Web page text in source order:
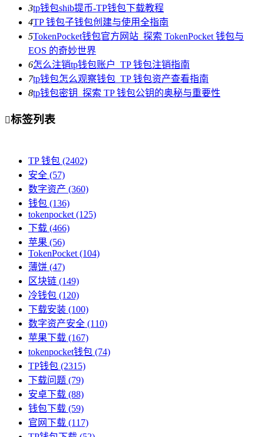
3tp钱包shib提币-TP钱包下载教程
4TP 钱包子钱包创建与使用全指南
5TokenPocket钱包官方网站_探索 TokenPocket 钱包与
EOS 的奇妙世界
6怎么注销tp钱包账户_TP 钱包注销指南
7tp钱包怎么观察钱包_TP 钱包资产查看指南
8tp钱包密钥_探索 TP 钱包公钥的奥秘与重要性
标签列表
TP 钱包 (2402)
安全 (57)
数字资产 (360)
钱包 (136)
tokenpocket (125)
下载 (466)
苹果 (56)
TokenPocket (104)
薄饼 (47)
区块链 (149)
冷钱包 (120)
下载安装 (100)
数字资产安全 (110)
苹果下载 (167)
tokenpocket钱包 (74)
TP钱包 (2315)
下载问题 (79)
安卓下载 (88)
钱包下载 (59)
官网下载 (117)